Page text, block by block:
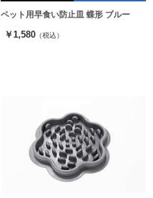
ペット用早食い防止皿 蝶形 ブルー
￥1,580 （税込）